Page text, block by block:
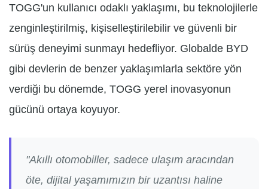
TOGG'un kullanıcı odaklı yaklaşımı, bu teknolojilerle
zenginleştirilmiş, kişiselleştirilebilir ve güvenli bir
sürüş deneyimi sunmayı hedefliyor. Globalde BYD
gibi devlerin de benzer yaklaşımlarla sektöre yön
verdiği bu dönemde, TOGG yerel inovasyonun
gücünü ortaya koyuyor.
"Akıllı otomobiller, sadece ulaşım aracından
öte, dijital yaşamımızın bir uzantısı haline